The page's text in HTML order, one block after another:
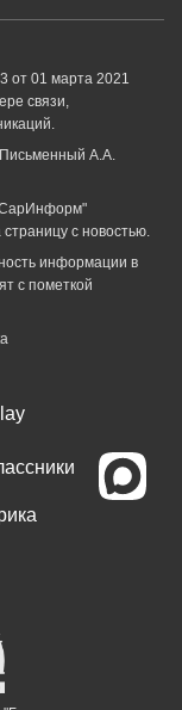
от 01 марта 2021
связи,
А.А.
с новостью.
информации в
с пометкой